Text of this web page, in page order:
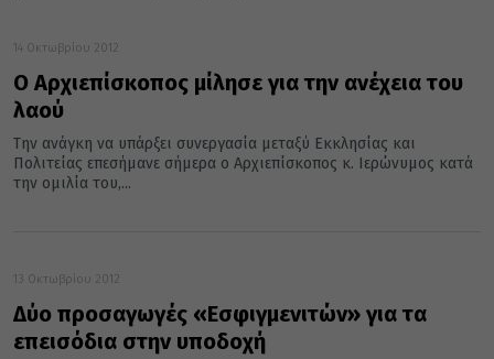
14 Οκτωβρίου 2012
Ο Αρχιεπίσκοπος μίλησε για την ανέχεια του
λαού
Την ανάγκη να υπάρξει συνεργασία μεταξύ Εκκλησίας και
Πολιτείας επεσήμανε σήμερα ο Αρχιεπίσκοπος κ. Ιερώνυμος κατά
την ομιλία του,...
13 Οκτωβρίου 2012
Δύο προσαγωγές «Εσφιγμενιτών» για τα
επεισόδια στην υποδοχή